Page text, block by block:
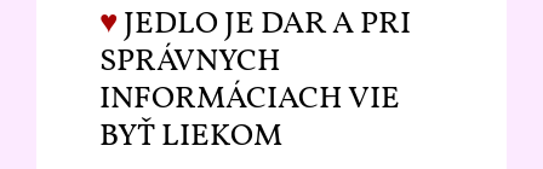
♥JEDLO JE DAR A PRI
SPRÁVNYCH
INFORMÁCIACH VIE
BYŤ LIEKOM